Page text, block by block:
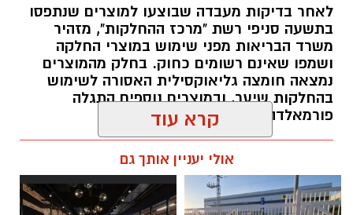
לאחר בדיקות מעבדה שבוצעו למוצרים שנתפסו
בתשעה סניפי רשת "מרכז ההחלקות", מזהיר
משרד הבריאות מפני שימוש במוצרי החלקה
ושמפו שאינם רשומים כחוק. בחלק מהמוצרים
נמצאה חומצה גליאוקסילית האסורה לשימוש
בהחלקות שיער, ובמוצרים נוספים התגלה
פורמאלדהיד - חומר המוגדר כמסרטן
קרא עוד
אולי יעניין אותך גם